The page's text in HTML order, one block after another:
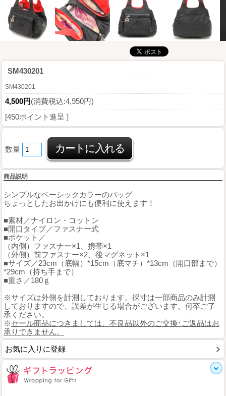
SM430201
SM430201
4,500円(消費税込:4,950円)
[450ポイント進呈 ]
数量
商品説明
シンプルなベーシックカラーのバッグ
ちょっとしたお出かけにも便利に使えます！
■素材／ナイロン・コットン
■開口タイプ／ファスナー式
■ポケット／
（内側）ファスナー×1、携帯×1
（外側）前ファスナー×2、後マグネット×1
■サイズ／23cm（底幅）*15cm（底マチ）*13cm（開口部まで）
*29cm（持ち手まで）
■重さ／180ｇ
※サイズは外側を計測しております。採寸は一部商品のみ計測
しておりますので、誤差が生じる場合がございます。何卒ご了
承ください。
※セール商品につきましては、不良品以外のご交換･ご返品はお
承りできません。
お気に入りに登録